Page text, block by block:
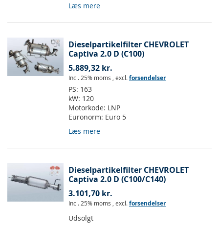
Læs mere
Dieselpartikelfilter CHEVROLET
Captiva 2.0 D (C100)
5.889,32 kr.
Incl. 25% moms , excl.forsendelser
PS: 163
kW: 120
Motorkode: LNP
Euronorm: Euro 5
Læs mere
Dieselpartikelfilter CHEVROLET
Captiva 2.0 D (C100/C140)
3.101,70 kr.
Incl. 25% moms , excl.forsendelser
Udsolgt